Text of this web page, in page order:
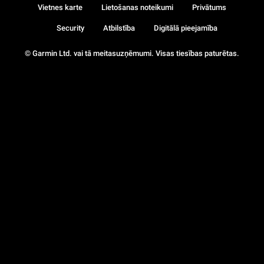
© Garmin Ltd. vai tā meitasuzņēmumi. Visas tiesības paturētas.
Vietnes karte Lietošanas noteikumi Privātums
Security Atbilstība Digitālā pieejamība